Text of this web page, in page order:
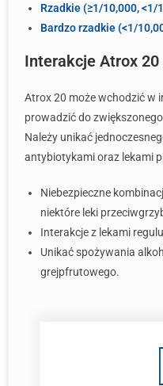
Rzadkie (≥1/10,000, <1/
Bardzo rzadkie (<1/
Interakcje Atrox
Atrox 20 może wchodzić w
prowadzić do
Należy unikać
antybiotykami oraz lekami
Niebezpieczne
niektóre leki
Interakcje z lekami
Unikać spożywania
grejpfrutowego.